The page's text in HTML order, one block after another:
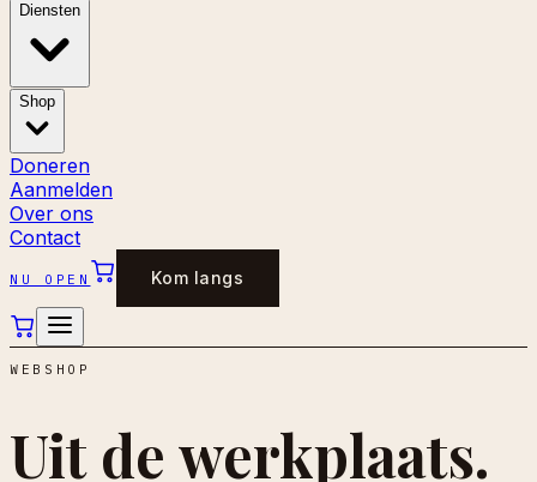
Diensten
Shop
Doneren
Aanmelden
Over ons
Contact
NU OPEN Kom langs
WEBSHOP
Uit de werkplaats.